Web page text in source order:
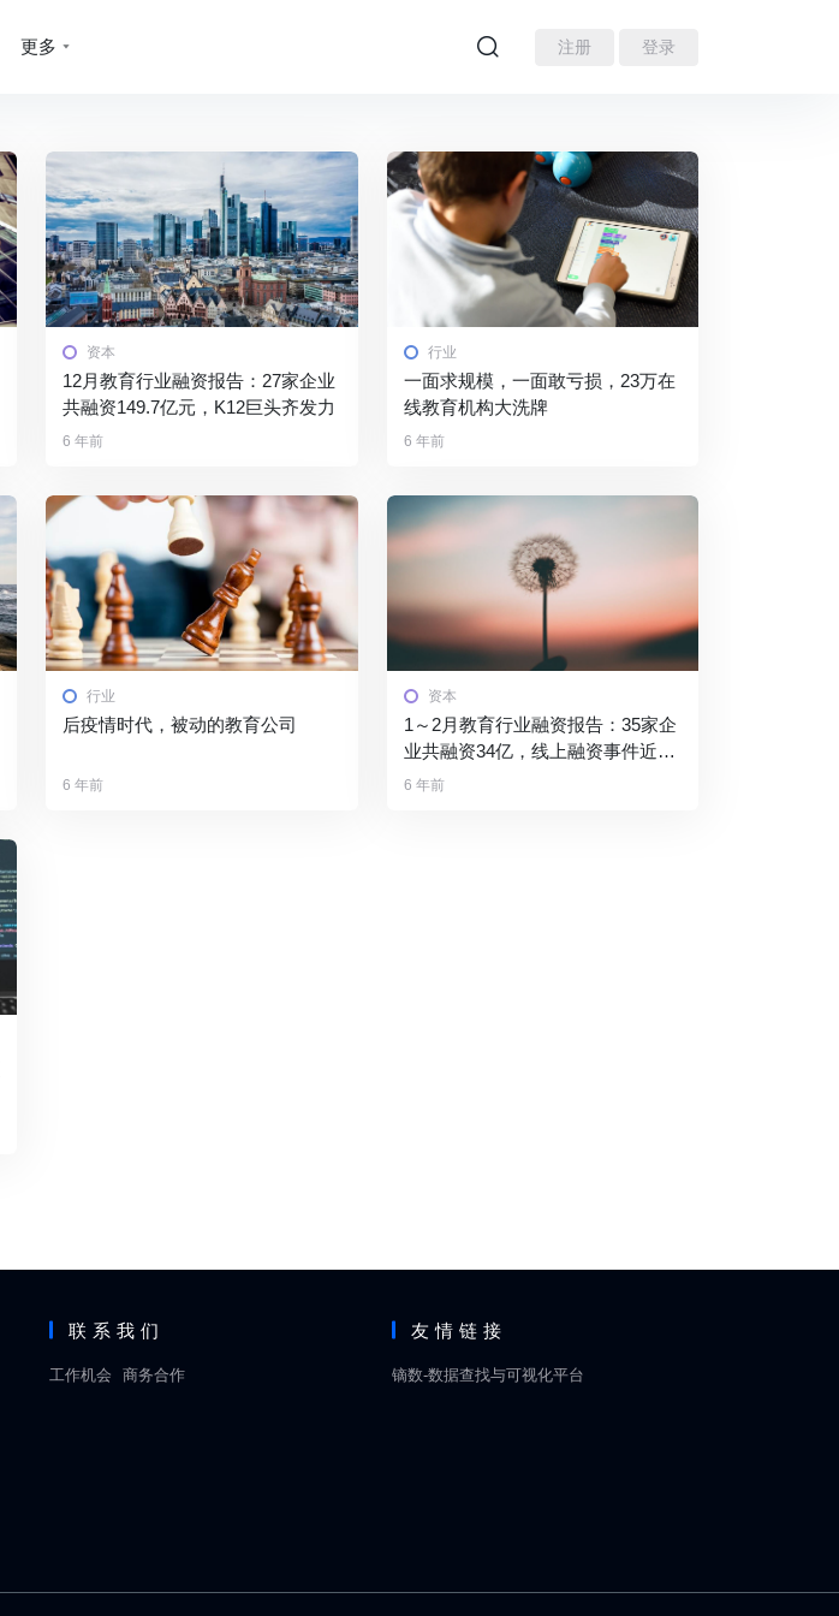
注册 登录
更多
资本
12月教育行业融资报告：27家企业
共融资149.7亿元，K12巨头齐发力
6 年前
行业
一面求规模，一面敢亏损，23万在
线教育机构大洗牌
6 年前
行业
后疫情时代，被动的教育公司
6 年前
资本
1～2月教育行业融资报告：35家企
业共融资34亿，线上融资事件近8
成
6 年前
联系我们
工作机会 商务合作
友情链接
镝数-数据查找与可视化平台